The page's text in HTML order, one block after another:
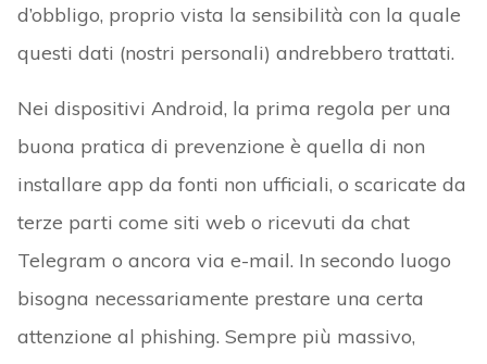
d’obbligo, proprio vista la sensibilità con la quale
questi dati (nostri personali) andrebbero trattati.
Nei dispositivi Android, la prima regola per una
buona pratica di prevenzione è quella di non
installare app da fonti non ufficiali, o scaricate da
terze parti come siti web o ricevuti da chat
Telegram o ancora via e-mail. In secondo luogo
bisogna necessariamente prestare una certa
attenzione al phishing. Sempre più massivo,